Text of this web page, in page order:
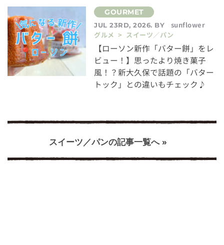
JUL 23RD, 2026. BY
sunflower
グルメ > スイーツ／パン
【ローソン新作「バター餅」をレ
ビュー！】思ったより焼き菓子
風！？新大久保で話題の「バター
トック」との違いもチェック♪
スイーツ／パンの記事一覧へ »